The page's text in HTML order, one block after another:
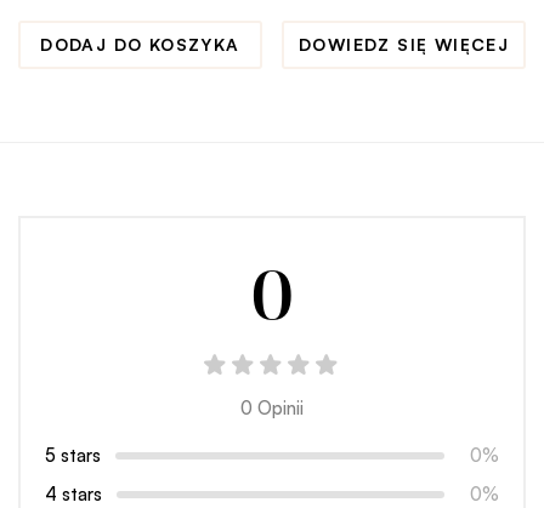
DODAJ DO KOSZYKA DOWIEDZ SIĘ WIĘCEJ
0
0 Opinii
5 stars
0%
4 stars
0%